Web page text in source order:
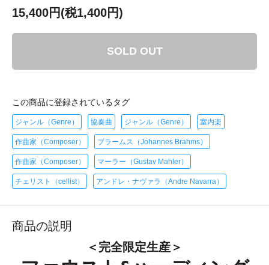
15,400円(税1,400円)
SOLD OUT
この商品に登録されているタグ
ジャンル（Genre） 協奏曲 ジャンル（Genre） 室内楽
作曲家（Composer） ブラームス（Johannes Brahms）
作曲家（Composer） マーラー（Gustav Mahler）
チェリスト（cellist） アンドレ・ナヴァラ（Andre Navarra）
商品の説明
＜完全限定生産＞